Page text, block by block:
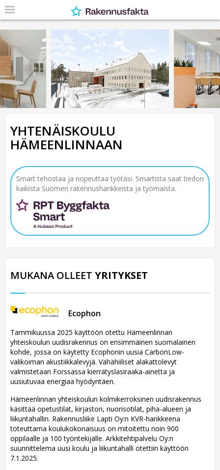
YHTENÄISKOULU
HÄMEENLINNAAN
Smart tehostaa ja nopeuttaa työtäsi. Smartista saat tiedon
kaikista Suomen rakennushankkeista ja työmaista.
MUKANA OLLEET YRITYKSET
Ecophon
Tammikuussa 2025 käyttöön otettu Hämeenlinnan
yhteiskoulun uudisrakennus on ensimmäinen suomalainen
kohde, jossa on käytetty Ecophonin uusia CarbonLow-
valikoiman akustiikkalevyjä. Vähähiiliset alakattolevyt
valmistetaan Forssassa kierrätyslasiraaka-ainetta ja
uusiutuvaa energiaa hyödyntäen.
Hämeenlinnan yhteiskoulun kolmikerroksinen uudisrakennus
käsittää opetustilat, kirjaston, nuorisotilat, piha-alueen ja
liikuntahallin. Rakennusliike Lapti Oy:n KVR-hankkeena
toteuttama koulukokonaisuus on mitoitettu noin 900
oppilaalle ja 100 työntekijälle. Arkkitehtipalvelu Oy:n
suunnittelema uusi koulu ja liikuntahalli otettiin käyttöön
7.1.2025.